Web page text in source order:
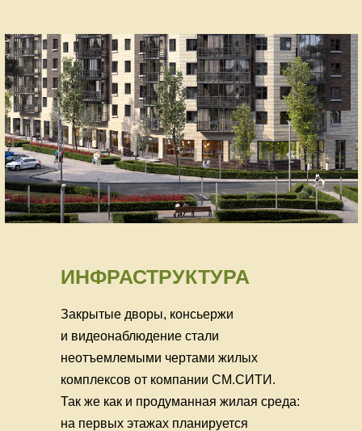
ИНФРАСТРУКТУРА
Закрытые дворы, консьержи
и видеонаблюдение стали
неотъемлемыми чертами жилых
комплексов от компании СМ.СИТИ.
Так же как и продуманная жилая среда:
на первых этажах планируется